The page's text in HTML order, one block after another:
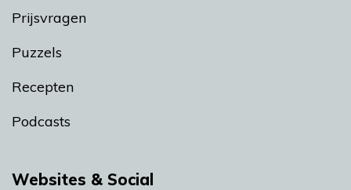
Prijsvragen
Puzzels
Recepten
Podcasts
Websites & Social